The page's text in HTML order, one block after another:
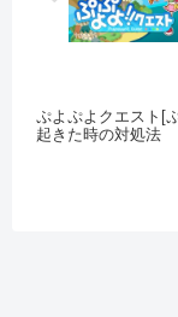
ぷよぷよクエスト[
起きた時の対処法